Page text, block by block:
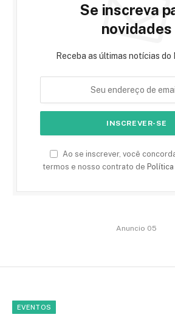
Se inscreva
novidades
Receba as últimas notícias do
Ao se inscrever, você
termos e nosso contrato de
Anuncio 05
EVENTOS